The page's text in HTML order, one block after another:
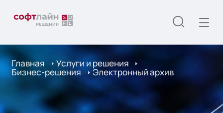
Главная Услуги и решения
Бизнес-решения Электронный архив